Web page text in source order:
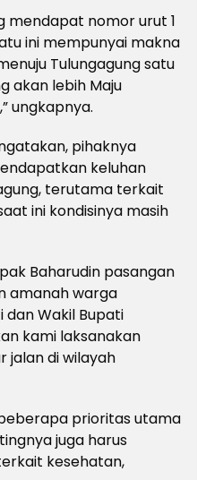
mendapat nomor urut 1
ini mempunyai makna
Tulungagung satu
akan lebih Maju
ungkapnya.
pihaknya
keluhan
terutama terkait
ini kondisinya masih
Baharudin pasangan
amanah warga
Wakil Bupati
kami laksanakan
jalan di wilayah
prioritas utama
juga harus
kesehatan,